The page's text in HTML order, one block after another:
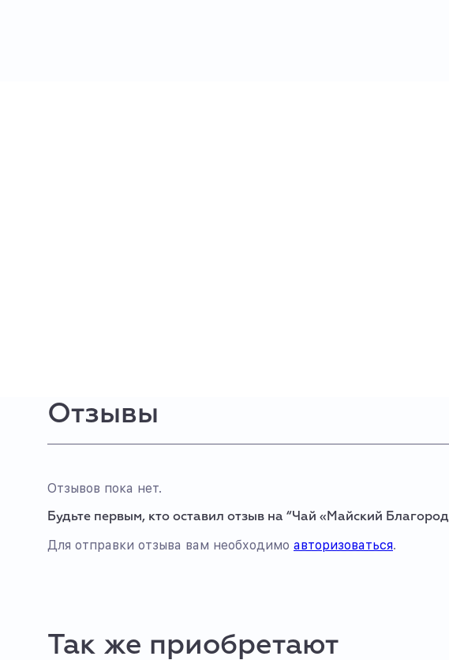
Отзывы
Отзывов пока нет.
Будьте первым, кто оставил отзыв на “Чай «Майский
Для отправки отзыва вам необходимо авторизоваться.
Так же приобретают